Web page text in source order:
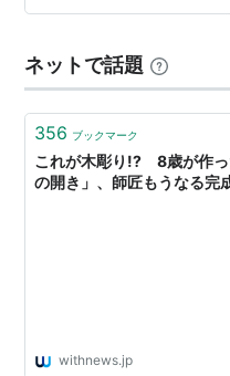
ッケーの試合で県外に行
＼(^o^)／ 私の朝ごはん
ぼきゅ…
ネットで話題
356 ブックマーク
これが木彫り!? 8歳が作っ
の開き」、師匠もうなる完
withnews.jp